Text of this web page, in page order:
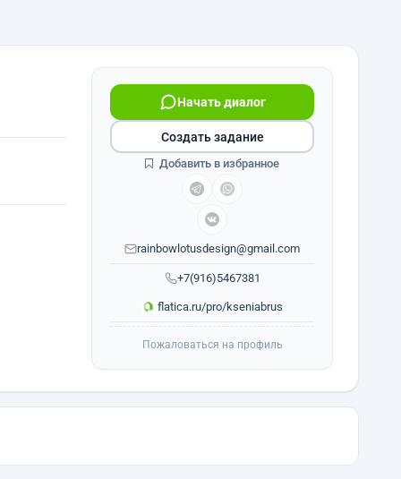
+7(916)5467381
Начать диалог
rainbowlotusdesign@gmail.com
flatica.ru/pro/kseniabrus
Создать задание
Добавить в избранное
Пожаловаться на профиль